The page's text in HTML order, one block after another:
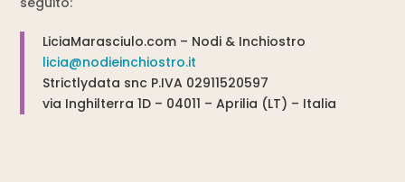
LiciaMarasciulo.com – Nodi & Inchiostro
licia@nodieinchiostro.it
Strictlydata snc P.IVA 02911520597
via Inghilterra 1D – 04011 – Aprilia (LT) – Italia